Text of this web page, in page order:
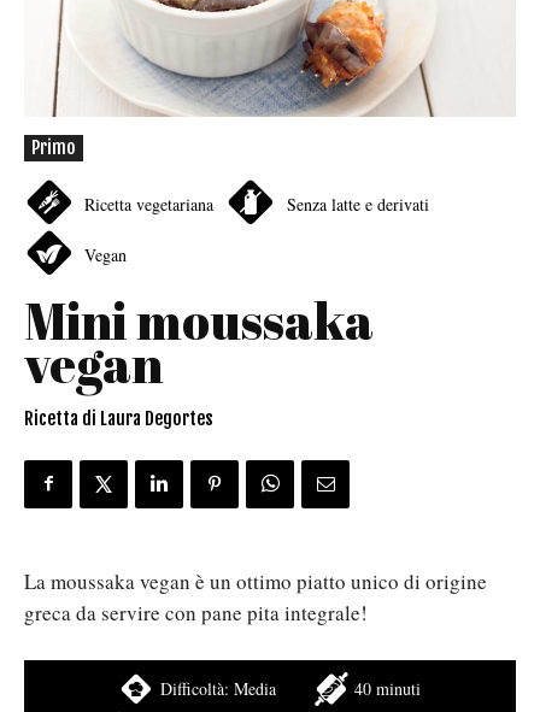
Primo
Ricetta vegetariana Senza latte e derivati
Vegan
Mini moussaka
vegan
Ricetta di Laura Degortes
La moussaka vegan è un ottimo piatto unico di origine
greca da servire con pane pita integrale!
Difficoltà: Media
40 minuti